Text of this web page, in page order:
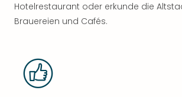
Hotelrestaurant oder erkunde die
Brauereien und Cafés.